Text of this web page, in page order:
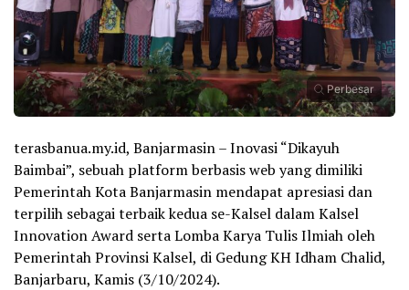
Perbesar
terasbanua.my.id, Banjarmasin – Inovasi “Dikayuh
Baimbai”, sebuah platform berbasis web yang dimiliki
Pemerintah Kota Banjarmasin mendapat apresiasi dan
terpilih sebagai terbaik kedua se-Kalsel dalam Kalsel
Innovation Award serta Lomba Karya Tulis Ilmiah oleh
Pemerintah Provinsi Kalsel, di Gedung KH Idham Chalid,
Banjarbaru, Kamis (3/10/2024).